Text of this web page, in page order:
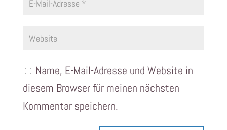
Name, E-Mail-Adresse und Website in
diesem Browser für meinen nächsten
Kommentar speichern.